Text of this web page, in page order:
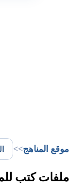
موقع المناهج>>
ملفات كتب